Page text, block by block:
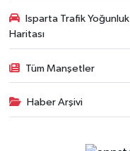
Isparta Trafik Yoğunluk
Haritası
Tüm Manşetler
Haber Arşivi